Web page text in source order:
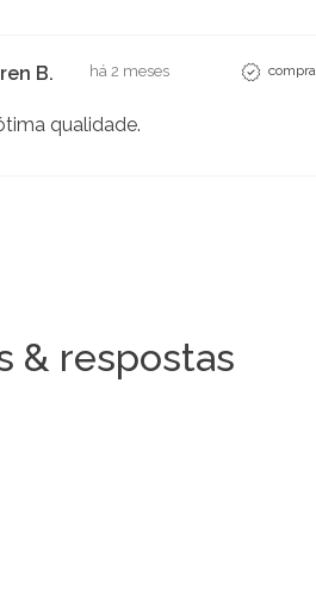
B. há 2 meses
qualidade.
& respostas